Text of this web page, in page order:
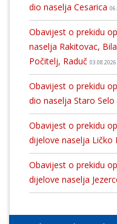
dio naselja Cesarica
Obavijest o prekidu
naselja Rakitovac,
Počitelj, Raduč 03.08.2026
Obavijest o prekidu
dio naselja Staro Selo
Obavijest o prekidu
dijelove naselja Ličko
Obavijest o prekidu
dijelove naselja